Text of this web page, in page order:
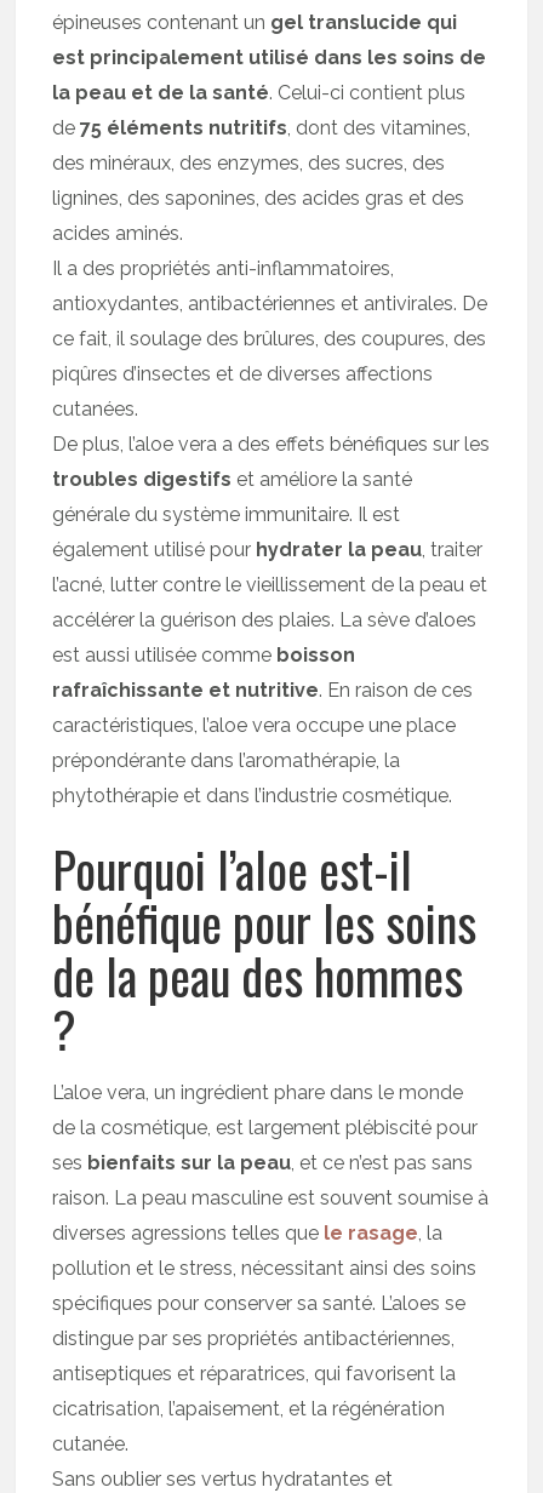
épineuses contenant un gel translucide qui
est principalement utilisé dans les soins de
la peau et de la santé. Celui-ci contient plus
de 75 éléments nutritifs, dont des vitamines,
des minéraux, des enzymes, des sucres, des
lignines, des saponines, des acides gras et des
acides aminés.
Il a des propriétés anti-inflammatoires,
antioxydantes, antibactériennes et antivirales. De
ce fait, il soulage des brûlures, des coupures, des
piqûres d’insectes et de diverses affections
cutanées.
De plus, l’aloe vera a des effets bénéfiques sur les
troubles digestifs et améliore la santé
générale du système immunitaire. Il est
également utilisé pour hydrater la peau, traiter
l’acné, lutter contre le vieillissement de la peau et
accélérer la guérison des plaies. La sève d’aloes
est aussi utilisée comme boisson
rafraîchissante et nutritive. En raison de ces
caractéristiques, l’aloe vera occupe une place
prépondérante dans l’aromathérapie, la
phytothérapie et dans l’industrie cosmétique.
Pourquoi l’aloe est-il
bénéfique pour les soins
de la peau des hommes
?
L’aloe vera, un ingrédient phare dans le monde
de la cosmétique, est largement plébiscité pour
ses bienfaits sur la peau, et ce n’est pas sans
raison. La peau masculine est souvent soumise à
diverses agressions telles que le rasage, la
pollution et le stress, nécessitant ainsi des soins
spécifiques pour conserver sa santé. L’aloes se
distingue par ses propriétés antibactériennes,
antiseptiques et réparatrices, qui favorisent la
cicatrisation, l’apaisement, et la régénération
cutanée.
Sans oublier ses vertus hydratantes et